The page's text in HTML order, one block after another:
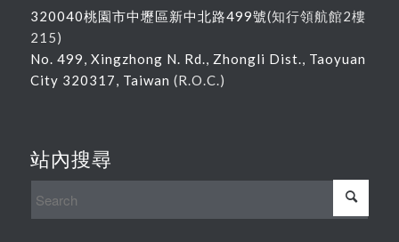
320040桃園市中壢區新中北路499號(知行領航館2樓
215)
No. 499, Xingzhong N. Rd., Zhongli Dist., Taoyuan
City 320317, Taiwan (R.O.C.)
站內搜尋